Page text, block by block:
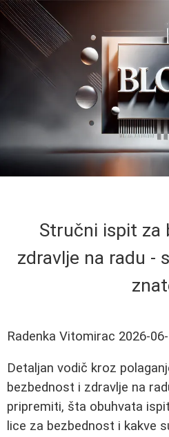
Stručni ispit za
zdravlje na radu -
Radenka Vitomirac 2026-
Detaljan vodič kroz
bezbednost i zdravlje na
pripremiti, šta obuhvata
lice za bezbednost i kakve